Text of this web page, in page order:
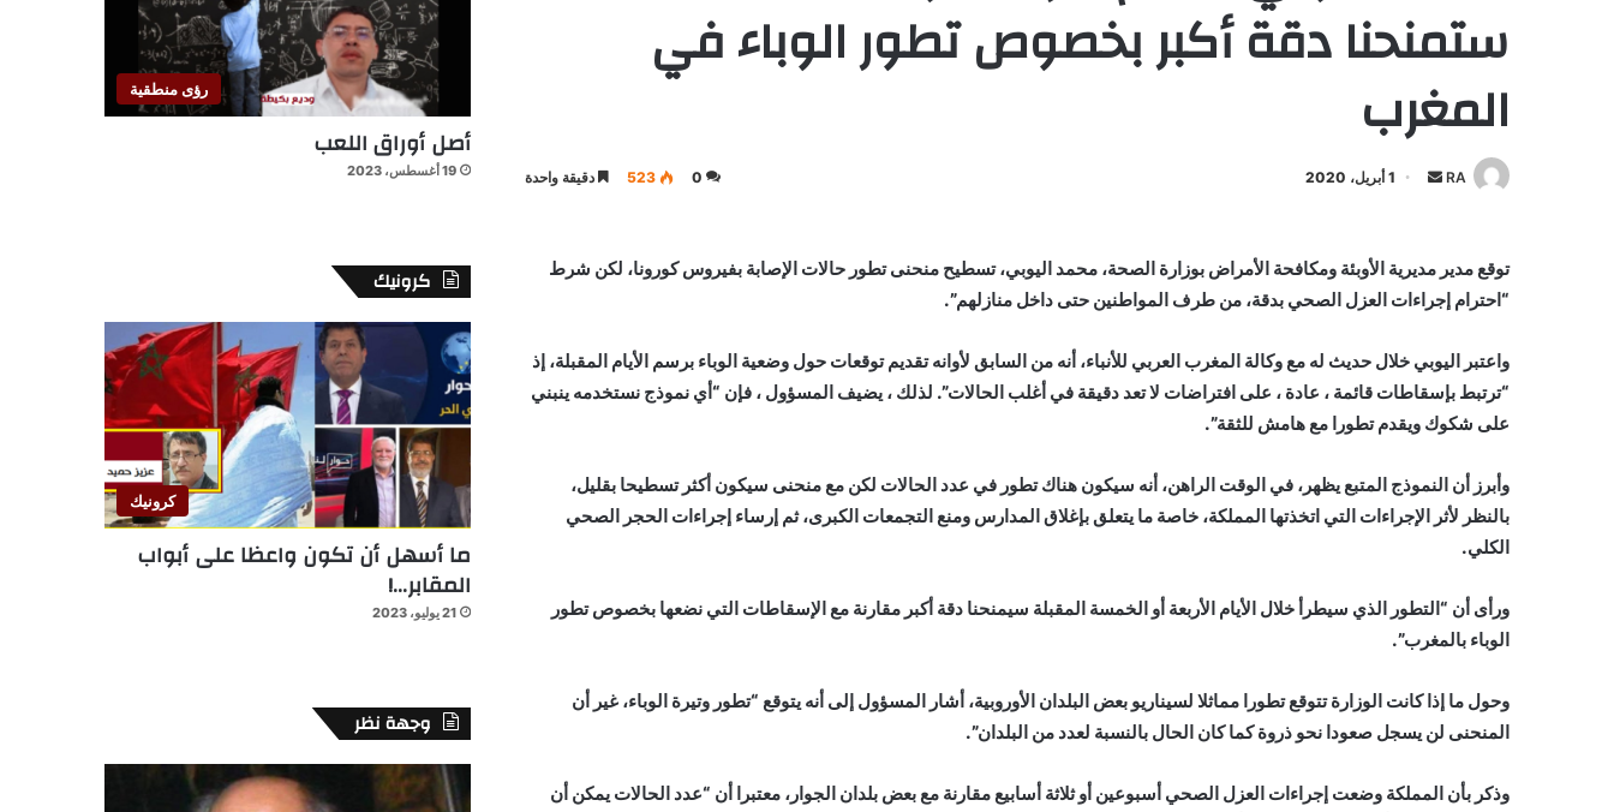
ستمنحنا دقة أكبر بخصوص تطور الوباء في
المغرب
RA
أرسل 1 أبريل، 2020 0
523 دقيقة واحدة
توقع مدير مديرية الأوبئة ومكافحة الأمراض بوزارة الصحة، محمد اليوبي، تسطيح منحنى تطور حالات الإصابة بفيروس كورونا، لكن شرط
“احترام إجراءات العزل الصحي بدقة، من طرف المواطنين حتى داخل منازلهم”.
واعتبر اليوبي خلال حديث له مع وكالة المغرب العربي للأنباء، أنه من السابق لأوانه تقديم توقعات حول وضعية الوباء برسم الأيام المقبلة، إذ
“ترتبط بإسقاطات قائمة ، عادة ، على افتراضات لا تعد دقيقة في أغلب الحالات”. لذلك ، يضيف المسؤول ، فإن “أي نموذج نستخدمه ينبني
على شكوك ويقدم تطورا مع هامش للثقة”.
وأبرز أن النموذج المتبع يظهر، في الوقت الراهن، أنه سيكون هناك تطور في عدد الحالات لكن مع منحنى سيكون أكثر تسطيحا بقليل،
بالنظر لأثر الإجراءات التي اتخذتها المملكة، خاصة ما يتعلق بإغلاق المدارس ومنع التجمعات الكبرى، ثم إرساء إجراءات الحجر الصحي
الكلي.
ورأى أن “التطور الذي سيطرأ خلال الأيام الأربعة أو الخمسة المقبلة سيمنحنا دقة أكبر مقارنة مع الإسقاطات التي نضعها بخصوص تطور
الوباء بالمغرب”.
وحول ما إذا كانت الوزارة تتوقع تطورا مماثلا لسيناريو بعض البلدان الأوروبية، أشار المسؤول إلى أنه يتوقع “تطور وتيرة الوباء، غير أن
المنحنى لن يسجل صعودا نحو ذروة كما كان الحال بالنسبة لعدد من البلدان”.
وذكر بأن المملكة وضعت إجراءات العزل الصحي أسبوعين أو ثلاثة أسابيع مقارنة مع بعض بلدان الجوار، معتبرا أن “عدد الحالات يمكن أن
رؤى منطقية
أصل أوراق اللعب
19 أغسطس، 2023
كرونيك
كرونيك
ما أسهل أن تكون واعظا على أبواب
المقابر…!
21 يوليو، 2023
وجهة نظر